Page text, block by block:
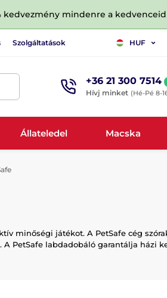
kedvezmény mindenre a
Szolgáltatások HUF
+36 21 300 7514
Hívj minket (Hé-Pé 8-
Állateledel Macska
minőségi játékot. A PetSafe cég
PetSafe labdadobáló garantálja házi